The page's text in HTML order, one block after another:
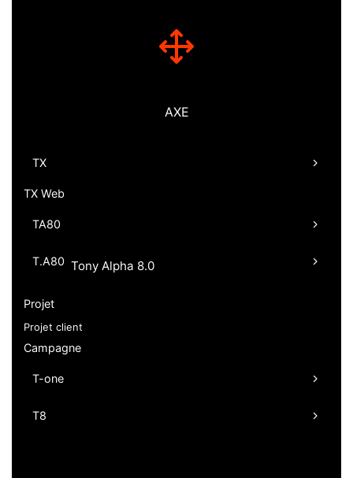
AXE
TX
TX Web
TA80
T.A80 Tony Alpha 8.0
Projet
Projet client
Campagne
T-one
T8